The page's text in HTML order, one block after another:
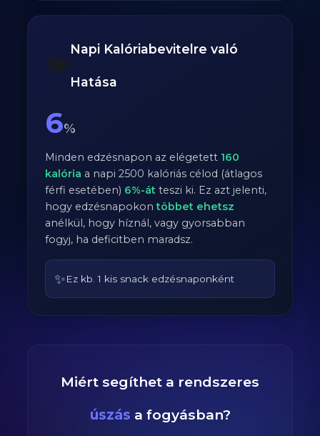
🍽️
Napi Kalóriabevitelre való
Hatása
6%
Minden edzésnapon az elégetett 160
kalória a napi2500 kalóriás célod (átlagos
férfi esetében) 6%-át teszi ki. Ez azt jelenti,
hogy edzésnapokontöbbet ehetsz
anélkül, hogy híznál, vagy gyorsabban
fogyj, ha deficitben maradsz.
✨Ez kb. 1 kis snack edzésnaponként
Miért segíthet a rendszeres
úszás a fogyásban?